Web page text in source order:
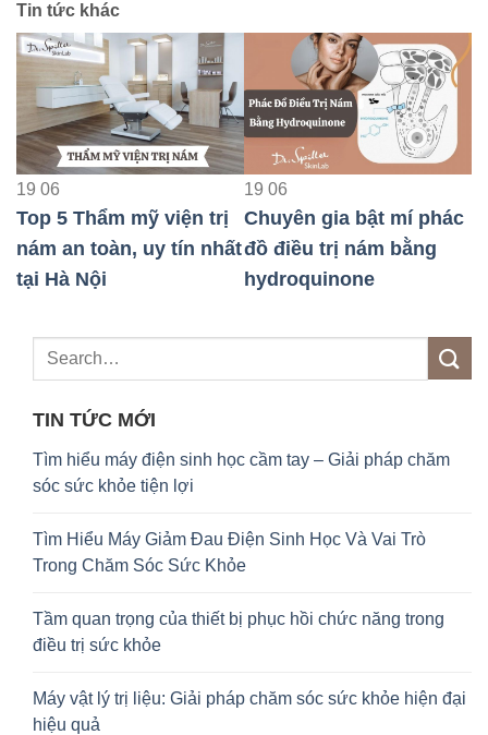
Tin tức khác
19 06
Top 5 Thẩm mỹ viện trị
nám an toàn, uy tín nhất
tại Hà Nội
19 06
Chuyên gia bật mí phác
đồ điều trị nám bằng
hydroquinone
TIN TỨC MỚI
Tìm hiểu máy điện sinh học cầm tay – Giải pháp chăm
sóc sức khỏe tiện lợi
Tìm Hiểu Máy Giảm Đau Điện Sinh Học Và Vai Trò
Trong Chăm Sóc Sức Khỏe
Tầm quan trọng của thiết bị phục hồi chức năng trong
điều trị sức khỏe
Máy vật lý trị liệu: Giải pháp chăm sóc sức khỏe hiện đại
hiệu quả